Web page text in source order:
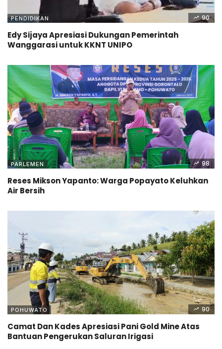
PENDIDIKAN 90
Edy Sijaya Apresiasi Dukungan Pemerintah
Wanggarasi untuk KKNT UNIPO
PARLEMEN 98
Reses Mikson Yapanto: Warga Popayato Keluhkan
Air Bersih
POHUWATO 90
Camat Dan Kades Apresiasi Pani Gold Mine Atas
Bantuan Pengerukan Saluran Irigasi